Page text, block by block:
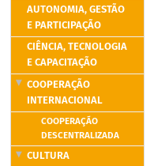
AUTONOMIA, GESTÃO
E PARTICIPAÇÃO
CIÊNCIA, TECNOLOGIA
E CAPACITAÇÃO
COOPERAÇÃO
INTERNACIONAL
COOPERAÇÃO
DESCENTRALIZADA
CULTURA